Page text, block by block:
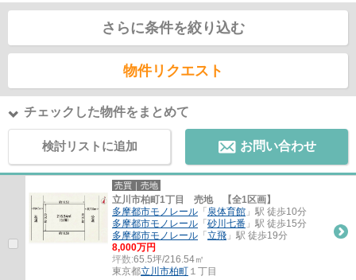
さらに条件を絞り込む
物件リクエスト
チェックした物件をまとめて
検討リストに追加 お問い合わせ
売買｜売地
立川市柏町1丁目 売地 【全1区画】
多摩都市モノレール 「 泉体育館 」駅 徒歩10分
多摩都市モノレール 「 砂川七番 」駅 徒歩15分
多摩都市モノレール 「 立飛 」駅 徒歩19分
8,000万円
坪数:65.5坪/216.54㎡
東京都立川市柏町 １丁目